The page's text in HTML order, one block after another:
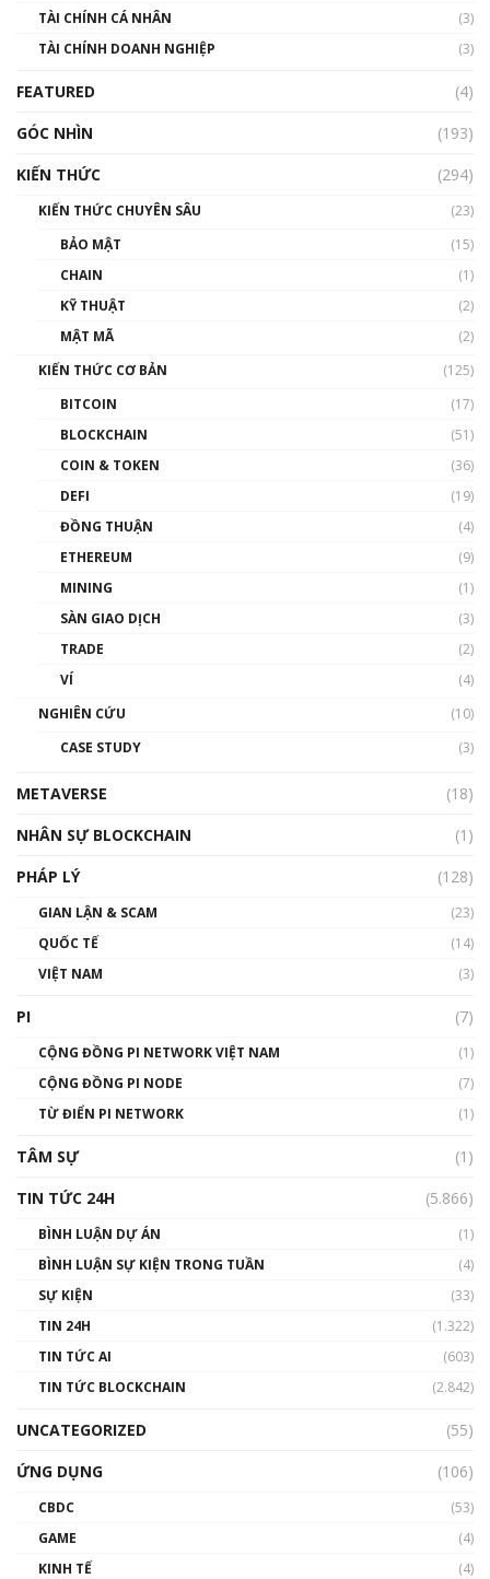
Nhìn lại năm 2022: Những sự kiện ảnh hưởng
đến hệ sinh thái tiền mã hoá | Phổ cập
00:43:47
như thể nào?
00:39:31
Phổ cập Blockchain
thống & Crypto qua các cuộc chiến | Phổ cập
01:32:59
gió ấm
Talkshow 14: MemeCoin – Trò đùa tỷ đô
01:29:26
TÀI CHÍNH CÁ NHÂN
(3)
TÀI CHÍNH DOANH NGHIỆP
(3)
FEATURED
(4)
GÓC NHÌN
(193)
KIẾN THỨC
(294)
KIẾN THỨC CHUYÊN SÂU
(23)
BẢO MẬT
(15)
CHAIN
(1)
KỸ THUẬT
(2)
MẬT MÃ
(2)
KIẾN THỨC CƠ BẢN
(125)
BITCOIN
(17)
BLOCKCHAIN
(51)
COIN & TOKEN
(36)
DEFI
(19)
ĐỒNG THUẬN
(4)
ETHEREUM
(9)
MINING
(1)
SÀN GIAO DỊCH
(3)
TRADE
(2)
VÍ
(4)
NGHIÊN CỨU
(10)
CASE STUDY
(3)
METAVERSE
(18)
NHÂN SỰ BLOCKCHAIN
(1)
PHÁP LÝ
(128)
GIAN LẬN & SCAM
(23)
QUỐC TẾ
(14)
VIỆT NAM
(3)
PI (7)
CỘNG ĐỒNG PI NETWORK VIỆT NAM
(1)
CỘNG ĐỒNG PI NODE
(7)
TỪ ĐIỂN PI NETWORK
(1)
TÂM SỰ
(1)
TIN TỨC 24H
(5.866)
BÌNH LUẬN DỰ ÁN
(1)
BÌNH LUẬN SỰ KIỆN TRONG TUẦN
(4)
SỰ KIỆN
(33)
TIN 24H
(1.322)
TIN TỨC AI
(603)
TIN TỨC BLOCKCHAIN
(2.842)
UNCATEGORIZED
(55)
ỨNG DỤNG
(106)
CBDC
(53)
GAME
(4)
KINH TẾ
(4)